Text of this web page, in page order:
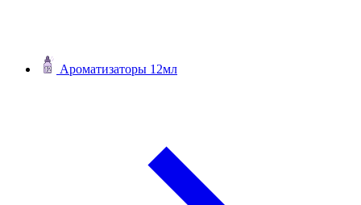
Ароматизаторы 12мл